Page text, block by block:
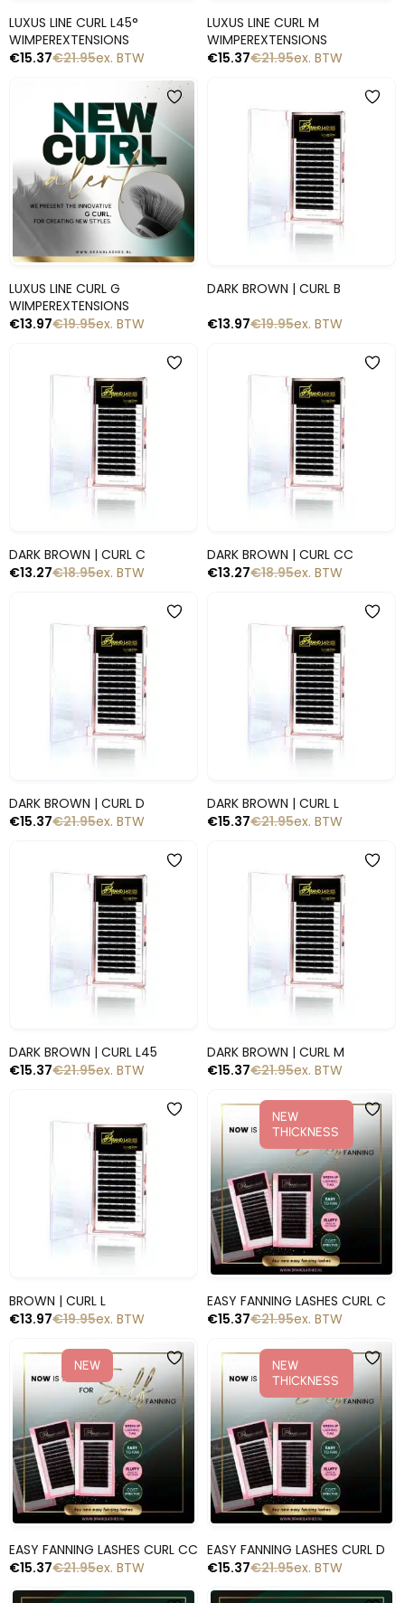
Snelle blik
LUXUS LINE CURL L45°
WIMPEREXTENSIONS
€21.95
€15.37 ex. BTW
LUXUS LINE CURL M
WIMPEREXTENSIONS
€21.95
€15.37 ex. BTW
LUXUS LINE CURL G
WIMPEREXTENSIONS
€19.95
€13.97 ex. BTW
-30%
Snelle blik
DARK BROWN | CURL B
€19.95
€13.97 ex. BTW
-30%
Snelle blik
DARK BROWN | CURL C
€18.95
€13.27 ex. BTW
-30%
Snelle blik
DARK BROWN | CURL CC
€18.95
€13.27 ex. BTW
-30%
Snelle blik
DARK BROWN | CURL D
€21.95
€15.37 ex. BTW
-30%
Snelle blik
DARK BROWN | CURL L
€21.95
€15.37 ex. BTW
-30%
Snelle blik
DARK BROWN | CURL L45
€21.95
€15.37 ex. BTW
-30%
Snelle blik
DARK BROWN | CURL M
€21.95
€15.37 ex. BTW
-30%
BROWN | CURL L
€19.95
€13.97 ex. BTW
-30%
NEW
THICKNESS
EASY FANNING LASHES CURL C
€21.95
€15.37 ex. BTW
-30% NEW
EASY FANNING LASHES CURL CC
€21.95
€15.37 ex. BTW
-30%
NEW
THICKNESS
EASY FANNING LASHES CURL D
€21.95
€15.37 ex. BTW